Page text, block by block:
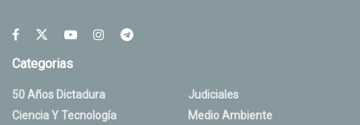
Categorias
50 Años Dictadura
Ciencia Y Tecnología
Judiciales
Medio Ambiente